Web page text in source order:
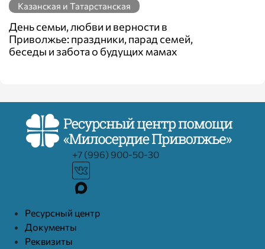
Казанская и Татарстанская
День семьи, любви и верности в
Приволжье: праздники, парад семей,
беседы и забота о будущих мамах
+7 (996) 900-50-30
Ресурcный центр
Документы
Реквизиты